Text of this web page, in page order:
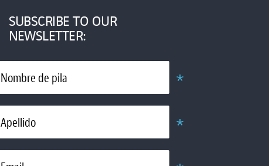
SUBSCRIBE TO OUR
NEWSLETTER:
Nombre de pila
Apellido*